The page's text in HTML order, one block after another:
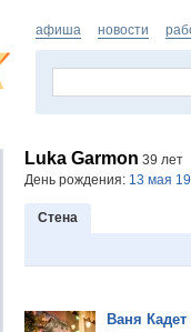
афиша новости
Luka Garmon 39 лет
День рождения: 13 мая
Стена
Ваня Кадет